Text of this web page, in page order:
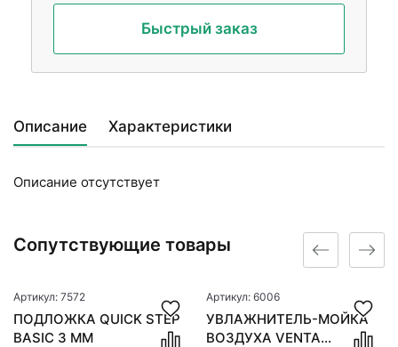
Быстрый заказ
Описание Характеристики
Описание отсутствует
Сопутствующие товары
Артикул: 7572
ПОДЛОЖКА QUICK STEP
BASIC 3 ММ
Артикул: 6006
УВЛАЖНИТЕЛЬ-МОЙКА
ВОЗДУХА VENTA